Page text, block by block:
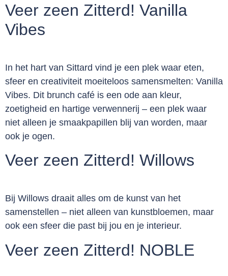
Veer zeen Zitterd! Vanilla
Vibes
In het hart van Sittard vind je een plek waar eten,
sfeer en creativiteit moeiteloos samensmelten: Vanilla
Vibes. Dit brunch café is een ode aan kleur,
zoetigheid en hartige verwennerij – een plek waar
niet alleen je smaakpapillen blij van worden, maar
ook je ogen.
Veer zeen Zitterd! Willows
Bij Willows draait alles om de kunst van het
samenstellen – niet alleen van kunstbloemen, maar
ook een sfeer die past bij jou en je interieur.
Veer zeen Zitterd! NOBLE